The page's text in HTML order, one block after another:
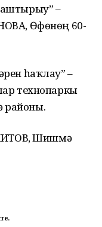
–
Өфөнөң 60-
һаҡлау” –
технопаркы
Шишмә